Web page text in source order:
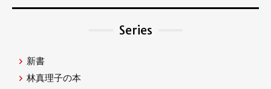
Series
新書
林真理子の本